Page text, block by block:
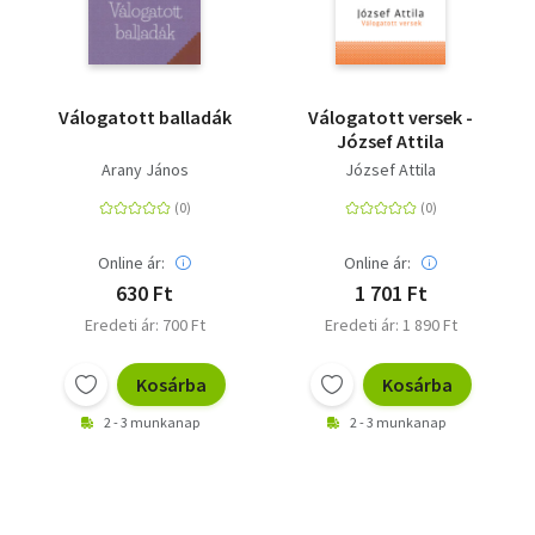
Válogatott balladák
Arany János
Online ár:
630 Ft
Eredeti ár: 700 Ft
Kosárba
2 - 3 munkanap
Válogatott versek -
József Attila
József Attila
Online ár:
1 701 Ft
Eredeti ár: 1 890 Ft
Kosárba
2 - 3 munkanap